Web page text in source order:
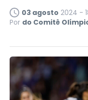
03 agosto 2024 -
Por do Comitê